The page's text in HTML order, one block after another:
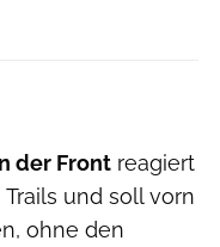
der Front reagiert
und soll vorn
ohne den